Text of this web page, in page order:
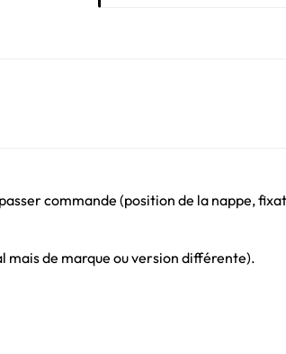
commande (position de la nappe,
de marque ou version différente).